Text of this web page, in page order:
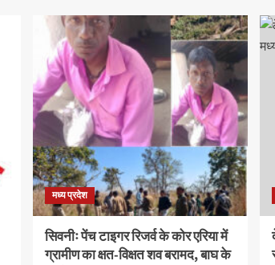
मध्य प्रदेश
सिवनीः पेंच टाइगर रिजर्व के कोर एरिया में
ग्रामीण का क्षत-विक्षत शव बरामद, बाघ के